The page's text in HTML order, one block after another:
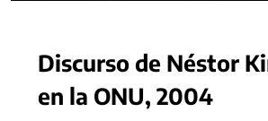
Discurso de Néstor
en la ONU, 2004